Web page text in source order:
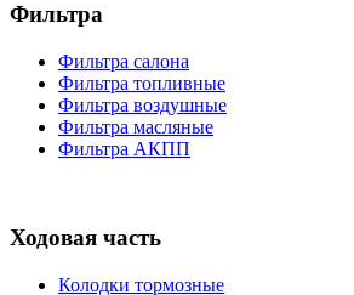
Фильтра
Фильтра салона
Фильтра топливные
Фильтра воздушные
Фильтра масляные
Фильтра АКПП
Ходовая часть
Колодки тормозные